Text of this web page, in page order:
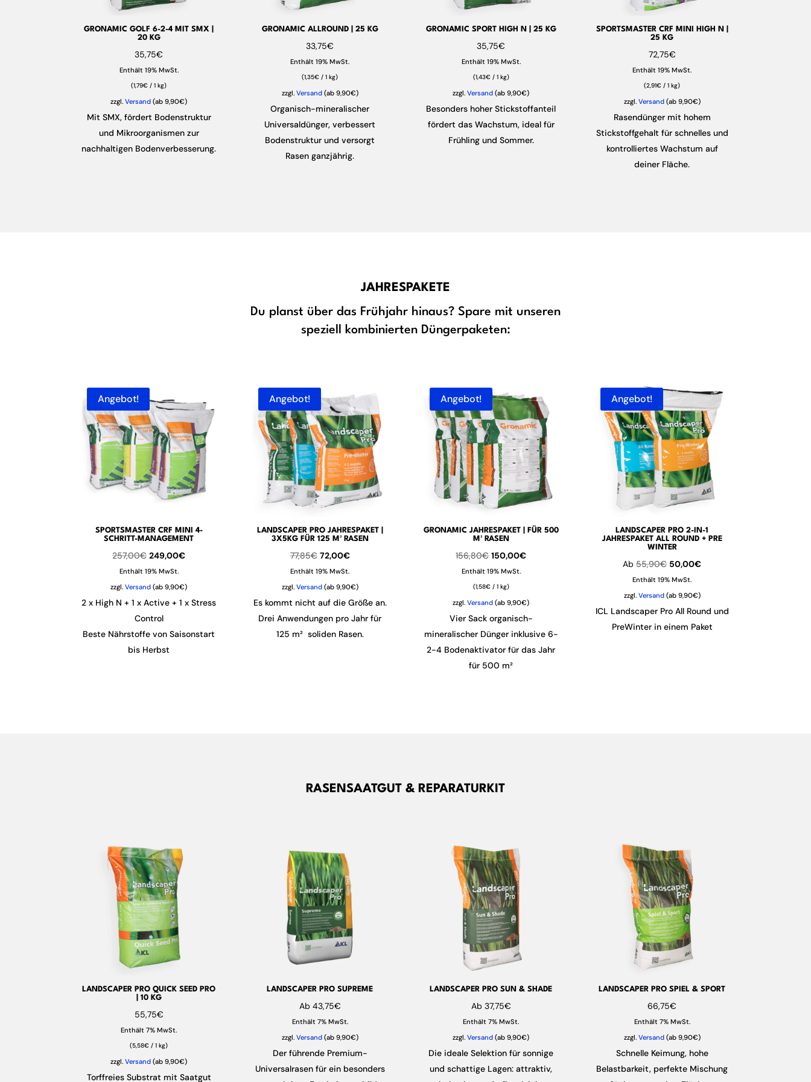
GRONAMIC GOLF 6-2-4 MIT SMX |
20 KG
35,75€
Enthält 19% MwSt.
(1,79€ / 1 kg)
zzgl.Versand (ab 9,90€)
Mit SMX, fördert Bodenstruktur
und Mikroorganismen zur
nachhaltigen Bodenverbesserung.
GRONAMIC ALLROUND | 25 KG
33,75€
Enthält 19% MwSt.
(1,35€ / 1 kg)
zzgl. Versand(ab 9,90€)
Organisch-mineralischer
Universaldünger, verbessert
Bodenstruktur und versorgt
Rasen ganzjährig.
GRONAMIC SPORT HIGH N | 25 KG
35,75€
Enthält 19% MwSt.
(1,43€ / 1 kg)
zzgl.Versand (ab 9,90€)
Besonders hoher Stickstoffanteil
fördert das Wachstum, ideal für
Frühling und Sommer.
SPORTSMASTER CRF MINI HIGH N |
25 KG
72,75€
Enthält 19% MwSt.
(2,91€ / 1 kg)
zzgl. Versand(ab 9,90€)
Rasendünger mit hohem
Stickstoffgehalt für schnelles und
kontrolliertes Wachstum auf
deiner Fläche.
JAHRESPAKETE
Du planst über das Frühjahr hinaus? Spare mit unseren
speziell kombinierten Düngerpaketen:
Angebot!
SPORTSMASTER CRF MINI 4-
SCHRITT-MANAGEMENT
257,00€ Ursprünglicher
Preis
war:
257,00€
249,00€Aktueller
ist:
249,00€.
Enthält 19% MwSt.
zzgl.Versand (ab 9,90€)
2 x High N + 1 x Active + 1 x Stress
Control
Beste Nährstoffe von Saisonstart
bis Herbst
Angebot!
LANDSCAPER PRO JAHRESPAKET |
3X5KG FÜR 125 M² RASEN
77,85€ Ursprünglicher
Preis
war:
77,85€
72,00€Aktueller
Preis
ist:
72,00€.
Enthält 19% MwSt.
zzgl. Versand(ab 9,90€)
Es kommt nicht auf die Größe an.
Drei Anwendungen pro Jahr für
125 m² soliden Rasen.
Angebot!
GRONAMIC JAHRESPAKET | FÜR 500
M² RASEN
156,80€ Ursprünglicher
Preis
war:
156,80€
150,00€Aktueller
150,00€.
Enthält 19% MwSt.
(1,58€ / 1 kg)
zzgl.Versand (ab 9,90€)
Vier Sack organisch-
mineralischer Dünger inklusive 6-
2-4 Bodenaktivator für das Jahr
für 500 m²
Angebot!
LANDSCAPER PRO 2-IN-1
JAHRESPAKET ALL ROUND + PRE
WINTER
Ab 55,90€ Ursprünglicher
Preis
war:
55,90€
50,00€Aktueller
50,00€.
Enthält 19% MwSt.
zzgl. Versand(ab 9,90€)
ICL Landscaper Pro All Round und
PreWinter in einem Paket
RASENSAATGUT & REPARATURKIT
LANDSCAPER PRO QUICK SEED PRO
| 10 KG
55,75€
Enthält 7% MwSt.
(5,58€ / 1 kg)
zzgl.Versand (ab 9,90€)
Torffreies Substrat mit Saatgut
LANDSCAPER PRO SUPREME
Ab 43,75€
Enthält 7% MwSt.
zzgl. Versand(ab 9,90€)
Der führende Premium-
Universalrasen für ein besonders
LANDSCAPER PRO SUN & SHADE
Ab 37,75€
Enthält 7% MwSt.
zzgl.Versand (ab 9,90€)
Die ideale Selektion für sonnige
und schattige Lagen: attraktiv,
LANDSCAPER PRO SPIEL & SPORT
66,75€
Enthält 7% MwSt.
zzgl. Versand(ab 9,90€)
Schnelle Keimung, hohe
Belastbarkeit, perfekte Mischung